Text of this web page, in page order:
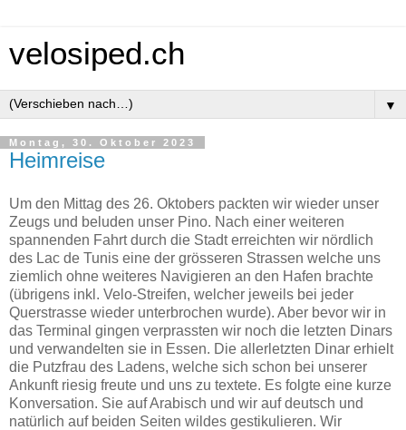
velosiped.ch
▼
Montag, 30. Oktober 2023
Heimreise
Um den Mittag des 26. Oktobers packten wir wieder unser
Zeugs und beluden unser Pino. Nach einer weiteren
spannenden Fahrt durch die Stadt erreichten wir nördlich
des Lac de Tunis eine der grösseren Strassen welche uns
ziemlich ohne weiteres Navigieren an den Hafen brachte
(übrigens inkl. Velo-Streifen, welcher jeweils bei jeder
Querstrasse wieder unterbrochen wurde). Aber bevor wir in
das Terminal gingen verprassten wir noch die letzten Dinars
und verwandelten sie in Essen. Die allerletzten Dinar erhielt
die Putzfrau des Ladens, welche sich schon bei unserer
Ankunft riesig freute und uns zu textete. Es folgte eine kurze
Konversation. Sie auf Arabisch und wir auf deutsch und
natürlich auf beiden Seiten wildes gestikulieren. Wir